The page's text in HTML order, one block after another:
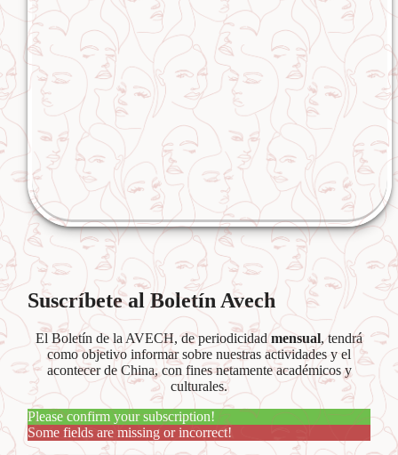
Suscríbete al Boletín Avech
El Boletín de la AVECH, de periodicidadmensual, tendrá
como objetivo informar sobre nuestras actividades y el
acontecer de China, con fines netamente académicos y
culturales.
Please confirm your subscription!
Some fields are missing or incorrect!